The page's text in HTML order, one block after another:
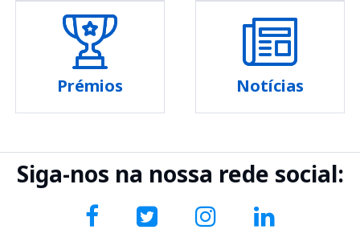
Prémios Notícias
Siga-nos na nossa rede social: